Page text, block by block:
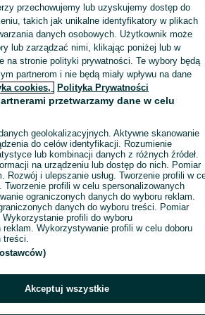
konto na OLX, aby skontaktować się z
przechowujemy lub uzyskujemy dostęp do
takich jak unikalne identyfikatory w plikach
danych osobowych. Użytkownik może
lub zarządzać nimi, klikając poniżej lub w
na stronie polityki prywatności. Te wybory będą
partnerom i nie będą miały wpływu na dane
cookies, Polityka Prywatności
przetwarzamy dane w celu
geolokalizacyjnych. Aktywne skanowanie
do celów identyfikacji. Rozumienie
lub kombinacji danych z różnych źródeł.
na urządzeniu lub dostęp do nich. Pomiar
Rozwój i ulepszanie usług. Tworzenie profili w
Tworzenie profili w celu spersonalizowanych
ograniczonych danych do wyboru reklam.
danych do wyboru treści. Pomiar
profili do wyboru
reklam. Wykorzystywanie profili w celu doboru
treści.
Akceptuj wszystkie